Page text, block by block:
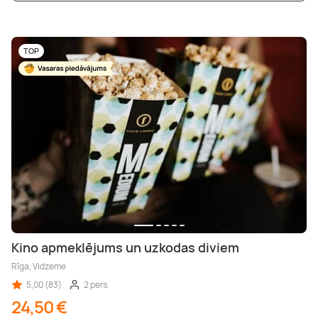
TOP
Kino apmeklējums un uzkodas diviem
Rīga, Vidzeme
5,00 (83)
2 pers.
24,50 €